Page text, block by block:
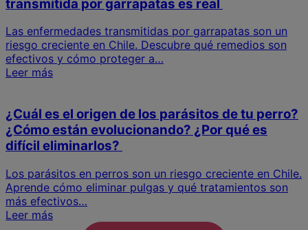
transmitida por garrapatas es real
Las enfermedades transmitidas por garrapatas son un
riesgo creciente en Chile. Descubre qué remedios son
efectivos y cómo proteger a…
Leer más
¿Cuál es el origen de los parásitos de tu perro?
¿Cómo están evolucionando? ¿Por qué es
difícil eliminarlos?
Los parásitos en perros son un riesgo creciente en Chile.
Aprende cómo eliminar pulgas y qué tratamientos son
más efectivos…
Leer más